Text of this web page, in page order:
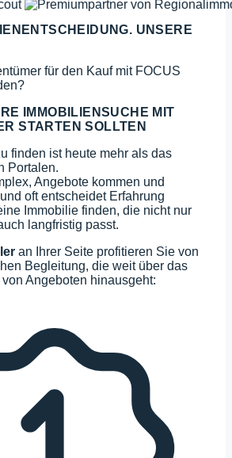
UNSERE
für den Kauf mit FOCUS
IMMOBILIENSUCHE MIT
STARTEN SOLLTEN
finden ist heute mehr als das
Portalen.
Angebote kommen und
oft entscheidet Erfahrung
Immobilie finden, die nicht nur
langfristig passt.
an Ihrer Seite profitieren Sie von
Begleitung, die weit über das
Angeboten hinausgeht: